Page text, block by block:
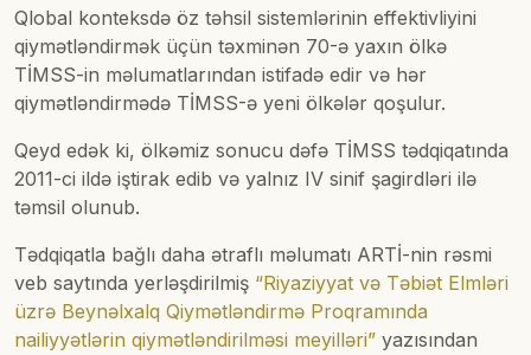
Qlobal konteksdə öz təhsil sistemlərinin effektivliyini
qiymətləndirmək üçün təxminən 70-ə yaxın ölkə
TİMSS-in məlumatlarından istifadə edir və hər
qiymətləndirmədə TİMSS-ə yeni ölkələr qoşulur.
Qeyd edək ki, ölkəmiz sonucu dəfə TİMSS tədqiqatında
2011-ci ildə iştirak edib və yalnız IV sinif şagirdləri ilə
təmsil olunub.
Tədqiqatla bağlı daha ətraflı məlumatı ARTİ-nin rəsmi
veb saytında yerləşdirilmiş “Riyaziyyat və Təbiət Elmləri
üzrə Beynəlxalq Qiymətləndirmə Proqramında
nailiyyətlərin qiymətləndirilməsi meyilləri” yazısından